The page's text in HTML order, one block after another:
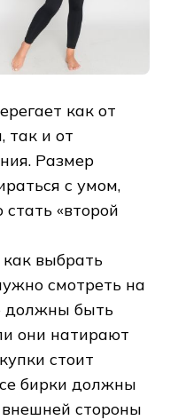
как от
так и от
Размер
с умом,
«второй
выбрать
смотреть на
должны быть
они натирают
стоит
бирки должны
стороны